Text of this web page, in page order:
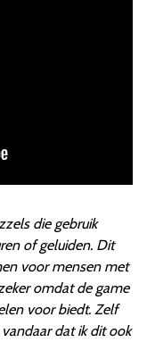
die gebruik
of geluiden. Dit
voor mensen met
omdat de game
voor biedt. Zelf
dat ik dit ook